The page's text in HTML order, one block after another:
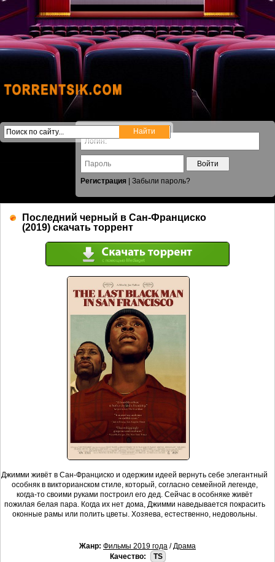
Войти
Регистрация
Забыли пароль?
Последний черный в Сан-Франциско
(2019) скачать торрент
Джимми живёт в Сан-Франциско и одержим идеей вернуть себе элегантный
особняк в викторианском стиле, который, согласно семейной легенде,
когда-то своими руками построил его дед. Сейчас в особняке живёт
пожилая белая пара. Когда их нет дома, Джимми наведывается покрасить
оконные рамы или полить цветы. Хозяева, естественно, недовольны.
Жанр: Фильмы 2019 года /Драма
Качество:
TS